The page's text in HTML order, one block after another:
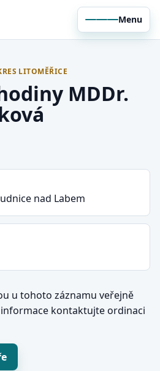
Menu
LITOMĚŘICE
MDDr.
nad Labem
u tohoto záznamu veřejně
kontaktujte ordinaci